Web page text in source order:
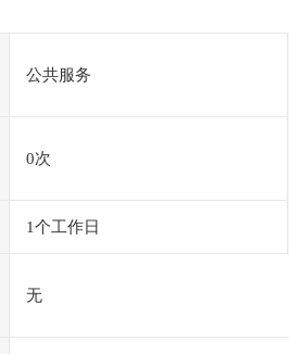
公共服务
0次
1个工作日
无